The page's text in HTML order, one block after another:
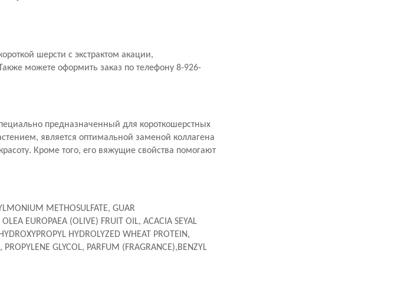
шерсти с экстрактом акации,
можете оформить заказ по телефону 8-926-
предназначенный для короткошерстных
является оптимальной заменой коллагена
Кроме того, его вяжущие свойства помогают
METHOSULFATE, GUAR
EUROPAEA (OLIVE) FRUIT OIL, ACACIA SEYAL
HYDROLYZED WHEAT PROTEIN,
GLYCOL, PARFUM (FRAGRANCE),BENZYL